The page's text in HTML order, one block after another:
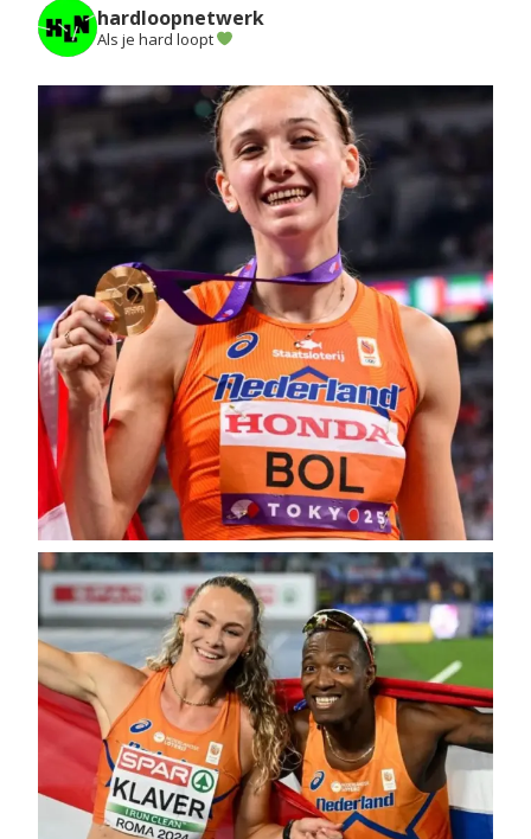
hardloopnetwerk
Als je hard loopt